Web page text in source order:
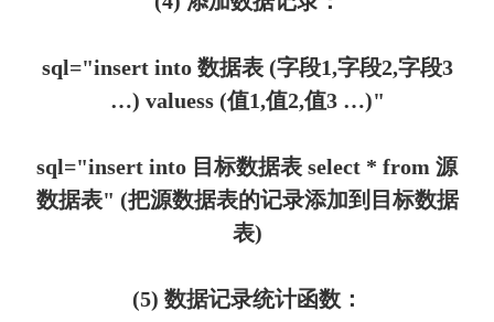
sql="insert into 数据表 (字段1,字段2,字段3
…) valuess (值1,值2,值3 …)"
sql="insert into 目标数据表 select * from 源
数据表" (把源数据表的记录添加到目标数据
表)
(5) 数据记录统计函数：